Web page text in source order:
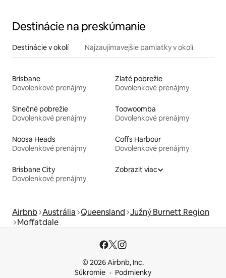
Destinácie na preskúmanie
Destinácie v okolí Najzaujímavejšie pamiatky v okolí
Brisbane
Dovolenkové prenájmy
Zlaté pobrežie
Dovolenkové prenájmy
Slnečné pobrežie
Dovolenkové prenájmy
Toowoomba
Dovolenkové prenájmy
Noosa Heads
Dovolenkové prenájmy
Coffs Harbour
Dovolenkové prenájmy
Brisbane City
Dovolenkové prenájmy
Zobraziť viac
Airbnb Austrália Queensland Južný Burnett Region
Moffatdale
© 2026 Airbnb, Inc.
Súkromie
Podmienky